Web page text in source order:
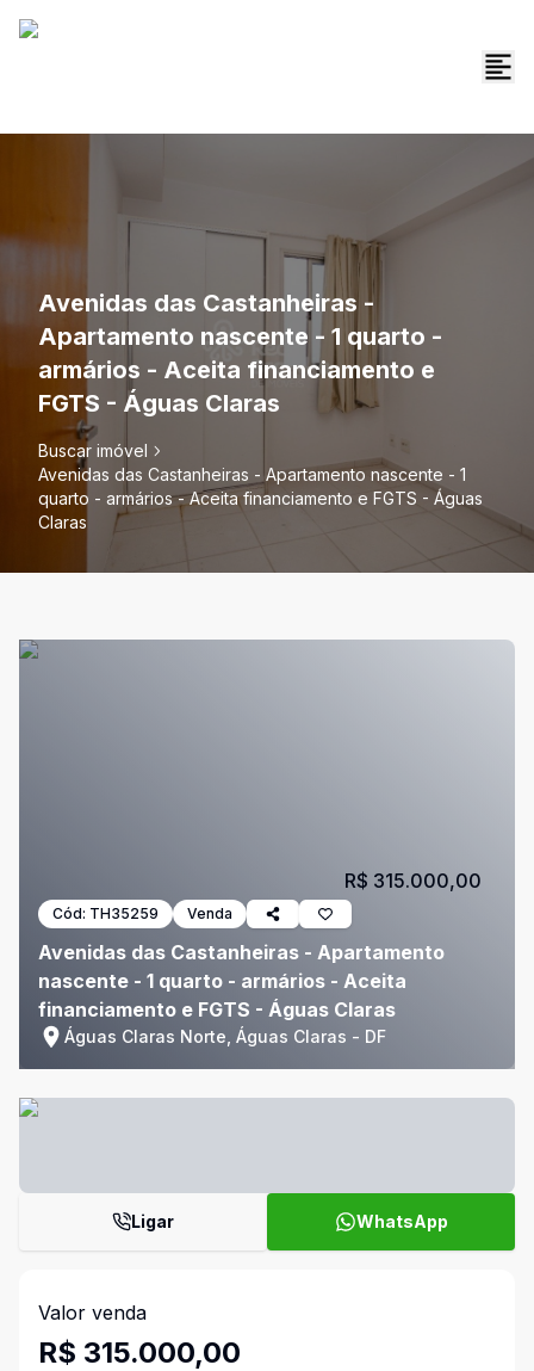
Avenidas das Castanheiras -
Apartamento nascente - 1 quarto -
armários - Aceita financiamento e
FGTS - Águas Claras
Buscar imóvel
Avenidas das Castanheiras - Apartamento nascente - 1
quarto - armários - Aceita financiamento e FGTS - Águas
Claras
Cód: TH35259 Venda
Avenidas das Castanheiras - Apartamento
nascente - 1 quarto - armários - Aceita
financiamento e FGTS - Águas Claras
Águas Claras Norte, Águas Claras - DF
R$ 315.000,00
Ligar WhatsApp
Valor venda
R$ 315.000,00